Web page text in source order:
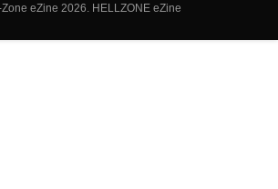
eZine 2026. HELLZONE eZine